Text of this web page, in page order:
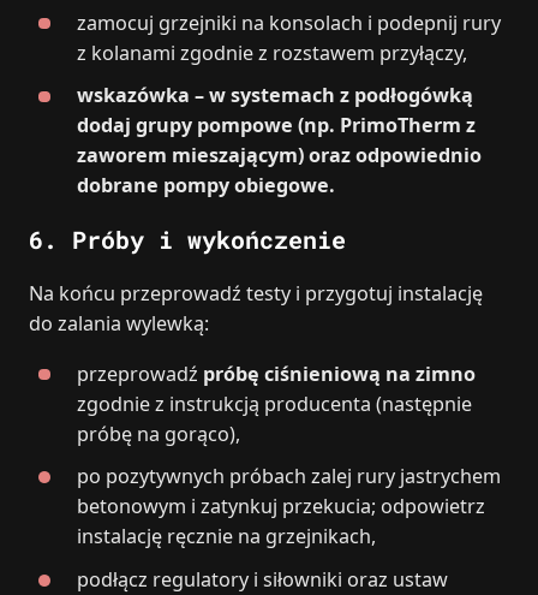
zamocuj grzejniki na konsolach i podepnij rury
z kolanami zgodnie z rozstawem przyłączy,
wskazówka – w systemach z podłogówką
dodaj grupy pompowe (np. PrimoTherm z
zaworem mieszającym) oraz odpowiednio
dobrane pompy obiegowe.
6. Próby i wykończenie
Na końcu przeprowadź testy i przygotuj instalację
do zalania wylewką:
przeprowadź próbę ciśnieniową na zimno
zgodnie z instrukcją producenta (następnie
próbę na gorąco),
po pozytywnych próbach zalej rury jastrychem
betonowym i zatynkuj przekucia; odpowietrz
instalację ręcznie na grzejnikach,
podłącz regulatory i siłowniki oraz ustaw